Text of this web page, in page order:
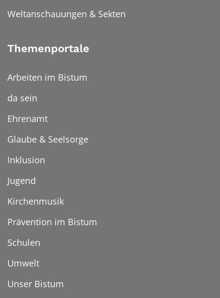
Weltanschauungen & Sekten
Themenportale
Arbeiten im Bistum
da sein
Ehrenamt
Glaube & Seelsorge
Inklusion
Jugend
Kirchenmusik
Prävention im Bistum
Schulen
Umwelt
Unser Bistum